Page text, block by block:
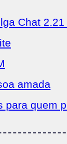
Chat
amada
para quem